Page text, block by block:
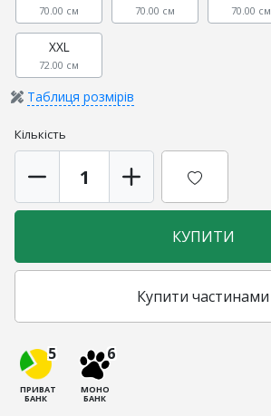
70.00 см 70.00 см 70.00 см
XXL
72.00 см
Таблиця розмірів
Кількість
КУПИТИ
Купити частинами
5
ПРИВАТ
БАНК
6
МОНО
БАНК